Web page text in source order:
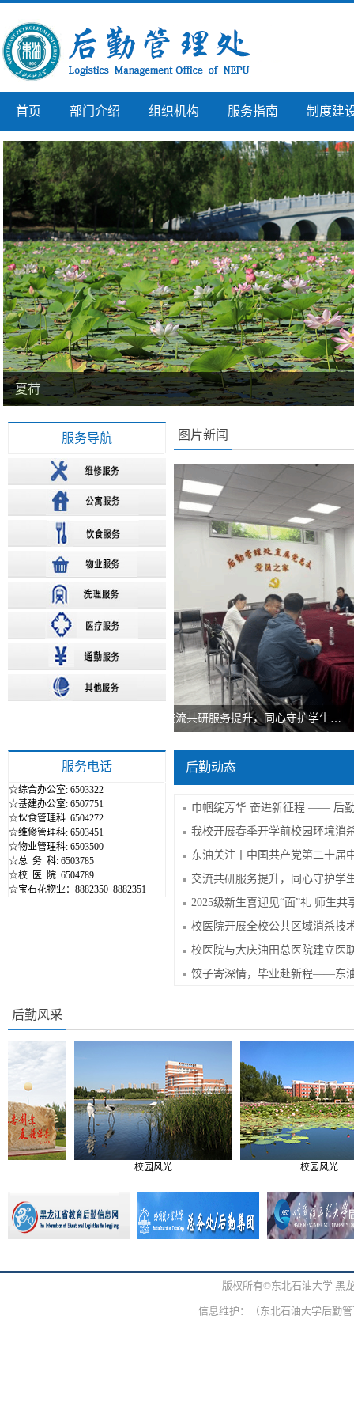
首页 部门介绍 组织机构 服务指南 制度建
夏荷
服务导航 图片新闻
交流共研服务提升，同心守护学生…
服务电话
☆综合办公室: 6503322
☆基建办公室: 6507751
☆伙食管理科: 6504272
☆维修管理科: 6503451
☆物业管理科: 6503500
☆总 务 科: 6503785
☆校 医 院: 6504789
☆宝石花物业：8882350 8882351
后勤动态
我校开展春季开学前校园环境消
2025级新生喜迎见“面”礼 师生共
校医院开展全校公共区域消杀技
后勤风采
校园风光 校园风光
版权所有©东北石油大学 黑
信息维护：（东北石油大学后勤